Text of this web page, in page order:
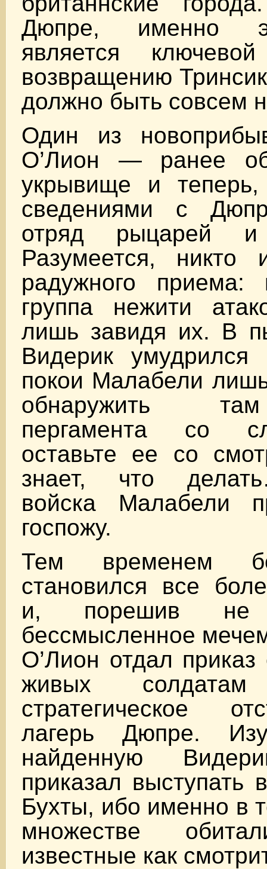
Дюпре, именно
является
возвращению
должно быть совсем
Один из
О’Лион — ранее
укрывище и теперь,
сведениями с
отряд рыцарей и
Разумеется,
радужного приема:
группа нежити
лишь завидя их. В
Видерик умудрился
покои Малабели
обнаружить
пергамента со
оставьте ее со
знает, что
войска Малабели
госпожу.
Тем временем
становился все
и, порешив не
бессмысленное
О’Лион отдал
живых солдатам
стратегическое
лагерь Дюпре.
найденную
приказал выступать
Бухты, ибо именно в
множестве
известные как